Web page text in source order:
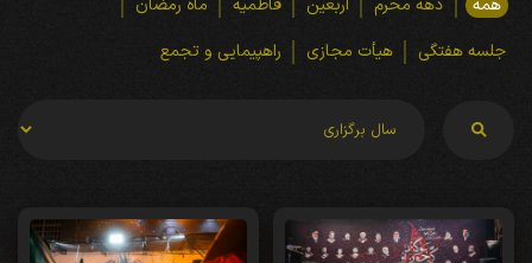
همه دهه محرم اربعین فاطمیه
ماه رمضان
جلسه هفتگی
هیأت مجازی راهپیمایی و تجمع